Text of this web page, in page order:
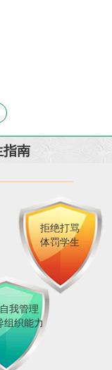
南
拒绝打骂
体罚学生
我管理
组织能力